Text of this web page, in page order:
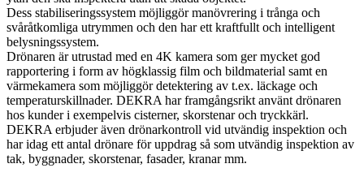
Dess stabiliseringssystem möjliggör manövrering i trånga och
svåråtkomliga utrymmen och den har ett kraftfullt och intelligent
belysningssystem.
Drönaren är utrustad med en 4K kamera som ger mycket god
rapportering i form av högklassig film och bildmaterial samt en
värmekamera som möjliggör detektering av t.ex. läckage och
temperaturskillnader. DEKRA har framgångsrikt använt drönaren
hos kunder i exempelvis cisterner, skorstenar och tryckkärl.
DEKRA erbjuder även drönarkontroll vid utvändig inspektion och
har idag ett antal drönare för uppdrag så som utvändig inspektion av
tak, byggnader, skorstenar, fasader, kranar mm.